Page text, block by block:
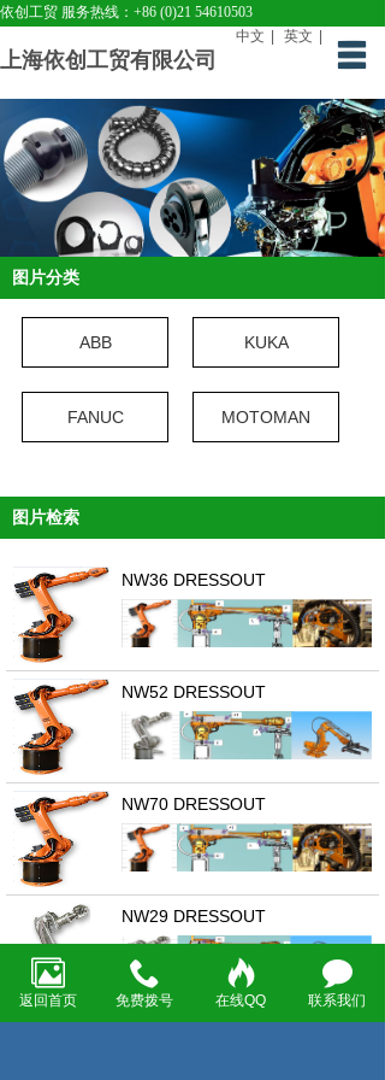
依创工贸 服务热线：+86 (0)21 54610503
上海依创工贸有限公司
关于依创
产品中心
解决方案
下载中心
新闻中心
中文 英文
图片检索
NW36 DRESSOUT
NW52 DRESSOUT
NW70 DRESSOUT
NW29 DRESSOUT
图片分类
ABB KUKA
FANUC MOTOMAN
返回首页 免费拨号 在线QQ 联系我们